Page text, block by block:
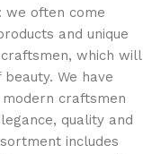
we often come
and unique
which will
We have
craftsmen
quality and
includes